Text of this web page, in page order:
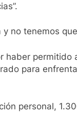
no tenemos
permitido
para
personal,